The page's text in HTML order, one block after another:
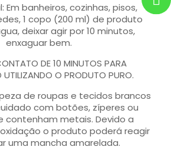
Em banheiros, cozinhas, pisos,
1 copo (200 ml) de produto
deixar agir por 10 minutos,
enxaguar bem.
DE 10 MINUTOS PARA
UTILIZANDO O PRODUTO PURO.
de roupas e tecidos brancos
com botões, zíperes ou
contenham metais. Devido a
o produto poderá reagir
uma mancha amarelada.